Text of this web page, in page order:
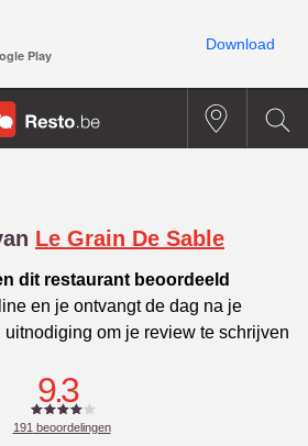
Le Grain De Sable
dit restaurant beoordeeld
en je ontvangt de dag na je
uitnodiging om je review te schrijven
9.3
191 beoordelingen
Play
Download